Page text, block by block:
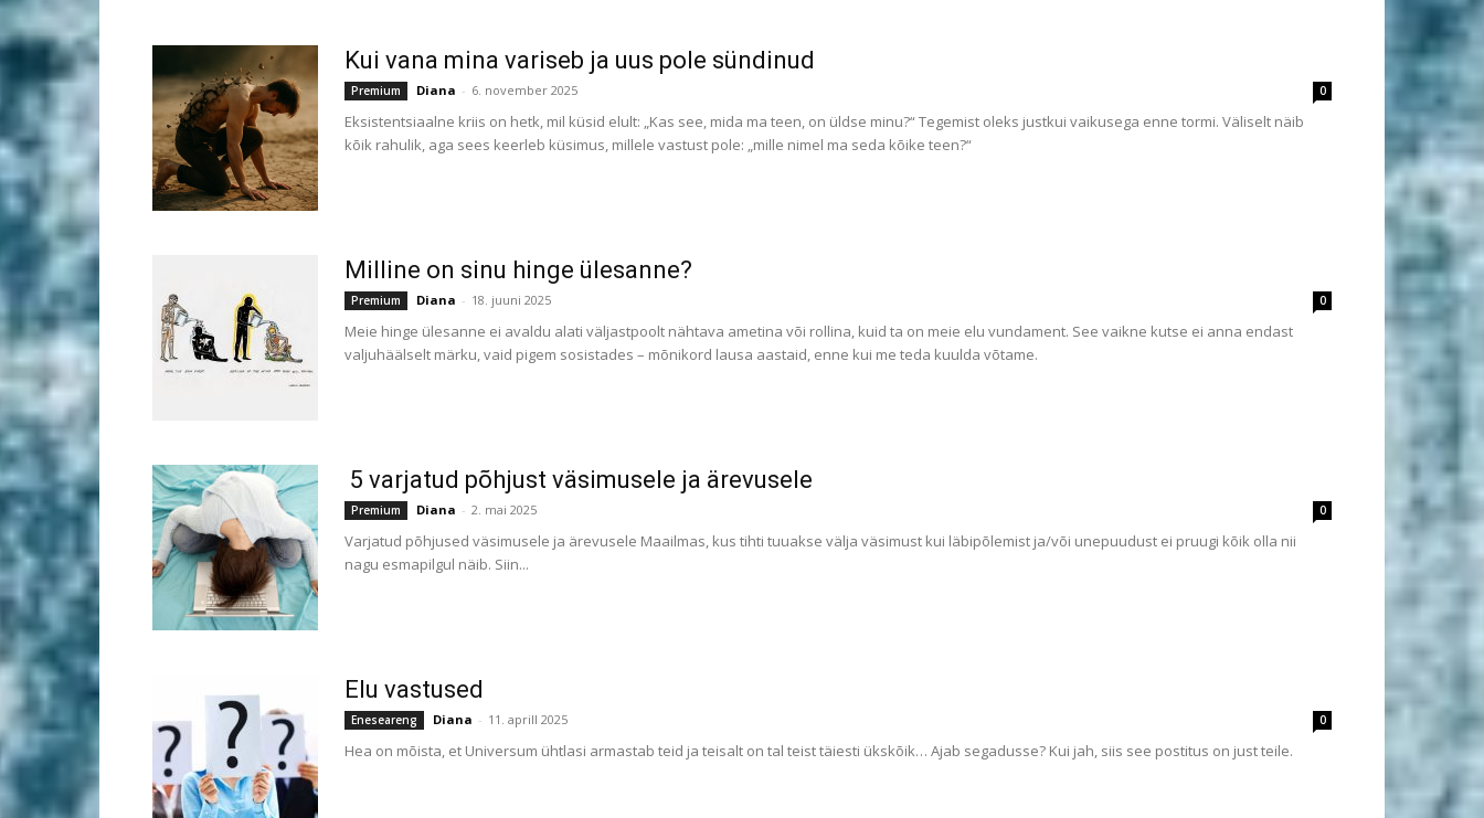
Kui vana mina variseb ja uus pole sündinud
Premium Diana - 6. november 2025 0
Eksistentsiaalne kriis on hetk, mil küsid elult: „Kas see, mida ma teen, on üldse minu?“ Tegemist oleks justkui vaikusega enne tormi. Väliselt näib
kõik rahulik, aga sees keerleb küsimus, millele vastust pole: „mille nimel ma seda kõike teen?“
Milline on sinu hinge ülesanne?
Premium Diana - 18. juuni 2025 0
Meie hinge ülesanne ei avaldu alati väljastpoolt nähtava ametina või rollina, kuid ta on meie elu vundament. See vaikne kutse ei anna endast
valjuhäälselt märku, vaid pigem sosistades – mõnikord lausa aastaid, enne kui me teda kuulda võtame.
5 varjatud põhjust väsimusele ja ärevusele
Premium Diana - 2. mai 2025 0
Varjatud põhjused väsimusele ja ärevusele Maailmas, kus tihti tuuakse välja väsimust kui läbipõlemist ja/või unepuudust ei pruugi kõik olla nii
nagu esmapilgul näib. Siin...
Elu vastused
Eneseareng Diana - 11. aprill 2025 0
Hea on mõista, et Universum ühtlasi armastab teid ja teisalt on tal teist täiesti ükskõik… Ajab segadusse? Kui jah, siis see postitus on just teile.